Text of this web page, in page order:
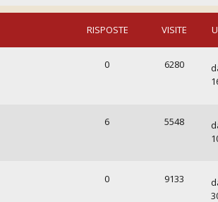
RISPOSTE VISITE
0 6280
6 5548
0 9133